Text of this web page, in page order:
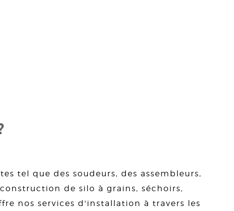
tel que des soudeurs, des assembleurs,
de silo à grains, séchoirs,
nos services d'installation à travers les